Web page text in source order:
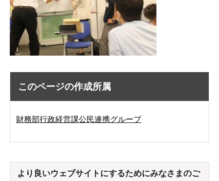
このページの作成所属
財務部行政経営課公民連携グループ
より良いウェブサイトにするためにみなさまのご